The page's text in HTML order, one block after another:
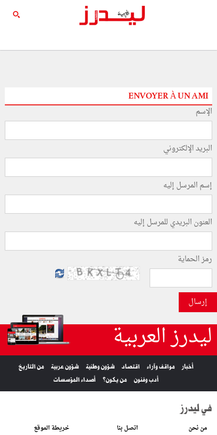
ENVOYER À UN AMI
الإسم
البريد الإلكتروني
إسم المرسل إليه
العنون البريدي للمرسل إليه
رمز الحماية
إرسال
ليدرز العربية
أخبار مواقف وآراء اقتصاد شؤون وطنية شؤون عربية
من التاريخ
أدب وفنون
من يكون؟ أصداء المؤسسات
في ليدرز
من نحن اتصل بنا خريطة الموقع